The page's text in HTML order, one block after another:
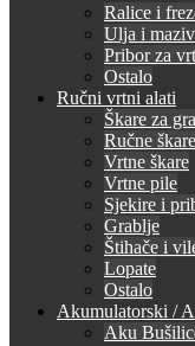
Ralice i
Ulja i
Pribor za
Ostalo
Ručni vrtni alati
Škare za
Ručne
Vrtne škare
Vrtne pile
Sjekire i
Grablje
Štihače i
Lopate
Ostalo
Akumulatorski /
Aku